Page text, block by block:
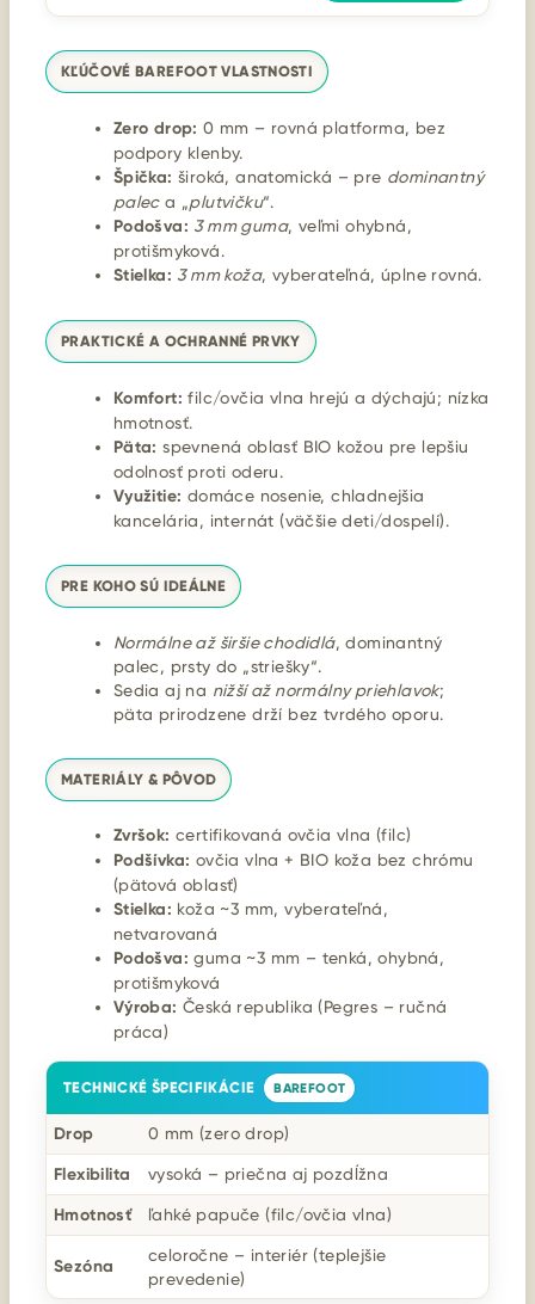
KĽÚČOVÉ BAREFOOT VLASTNOSTI
Zero drop: 0 mm – rovná platforma, bez
podpory klenby.
Špička: široká, anatomická – pre dominantný
paleca „plutvičku“.
Podošva: 3 mm guma, veľmi ohybná,
protišmyková.
Stielka: 3 mm koža, vyberateľná, úplne rovná.
PRAKTICKÉ A OCHRANNÉ PRVKY
Komfort: filc/ovčia vlna hrejú a dýchajú; nízka
hmotnosť.
Päta: spevnená oblasť BIO kožou pre lepšiu
odolnosť proti oderu.
Využitie: domáce nosenie, chladnejšia
kancelária, internát (väčšie deti/dospelí).
PRE KOHO SÚ IDEÁLNE
Normálne až širšie chodidlá, dominantný
palec, prsty do „striešky“.
Sedia aj na nižší až normálny priehlavok;
päta prirodzene drží bez tvrdého oporu.
MATERIÁLY & PÔVOD
Zvršok: certifikovaná ovčia vlna (filc)
Podšívka: ovčia vlna + BIO koža bez chrómu
(pätová oblasť)
Stielka: koža ~3 mm, vyberateľná,
netvarovaná
Podošva: guma ~3 mm – tenká, ohybná,
protišmyková
Výroba: Česká republika (Pegres – ručná
práca)
TECHNICKÉ ŠPECIFIKÁCIE BAREFOOT
Drop 0 mm (zero drop)
Flexibilita vysoká – priečna aj pozdĺžna
Hmotnosť ľahké papuče (filc/ovčia vlna)
Sezóna
celoročne – interiér (teplejšie
prevedenie)